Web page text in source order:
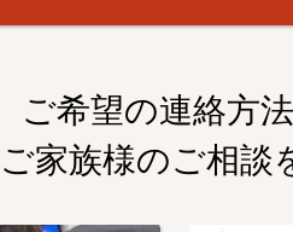
ご希望の連絡方
ご家族様のご相談